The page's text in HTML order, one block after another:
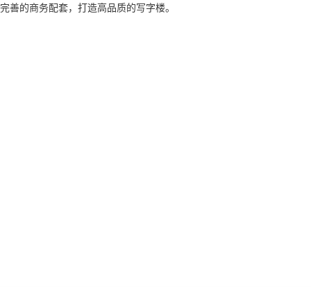
完善的商务配套，打造高品质的写字楼。